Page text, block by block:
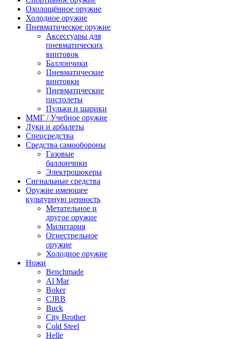
Охолощённое оружие
Холодное оружие
Пневматическое оружие
Аксессуары для
пневматических
винтовок
Баллончики
Пневматические
винтовки
Пневматические
пистолеты
Пульки и шарики
ММГ / Учебное оружие
Луки и арбалеты
Спецсредства
Средства самообороны
Газовые
баллончики
Электрошокеры
Сигнальные средства
Оружие имеющее
культурную ценность
Метательное и
другое оружие
Милитария
Огнестрельное
оружие
Холодное оружие
Ножи
Benchmade
Al Mar
Boker
CJRB
Buck
City Brother
Cold Steel
Helle